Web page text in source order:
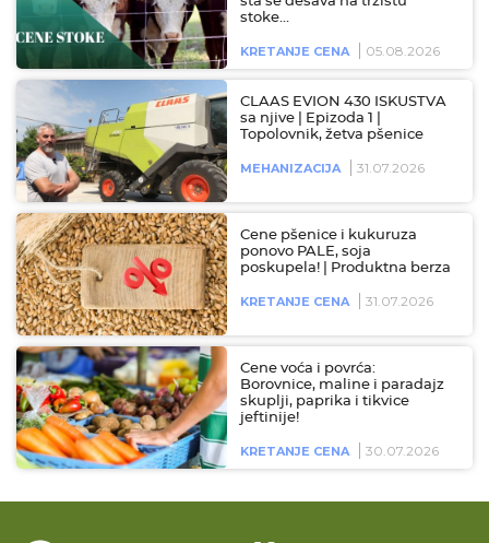
stoke…
KRETANJE CENA 05.08.2026
CLAAS EVION 430 ISKUSTVA
sa njive | Epizoda 1 |
Topolovnik, žetva pšenice
MEHANIZACIJA 31.07.2026
Cene pšenice i kukuruza
ponovo PALE, soja
poskupela! | Produktna berza
KRETANJE CENA 31.07.2026
Cene voća i povrća:
Borovnice, maline i paradajz
skuplji, paprika i tikvice
jeftinije!
KRETANJE CENA 30.07.2026